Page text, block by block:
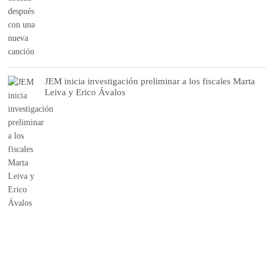
JEM inicia investigación preliminar a los fiscales Marta
Leiva y Erico Ávalos